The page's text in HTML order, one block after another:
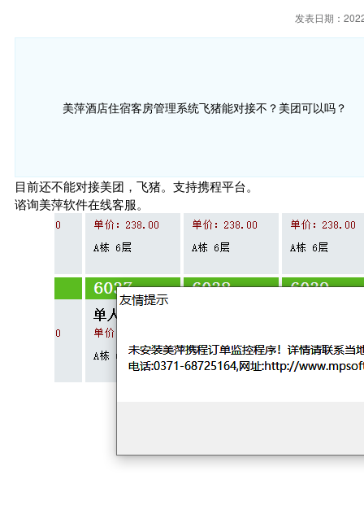
发表日期：
美萍酒店住宿客房管理系统飞猪能对接不？美团可以吗？
目前还不能对接美团，飞猪。支持携程平台。
谘询美萍软件在线客服。